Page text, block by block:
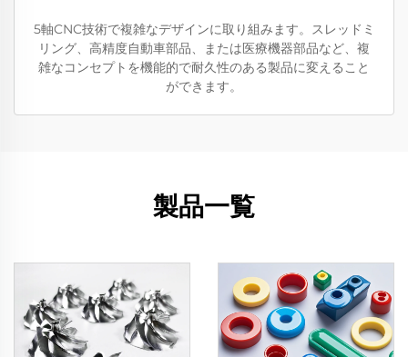
5軸CNC技術で複雑なデザインに取り組みます。スレッドミ
リング、高精度自動車部品、または医療機器部品など、複
雑なコンセプトを機能的で耐久性のある製品に変えること
ができます。
製品一覧